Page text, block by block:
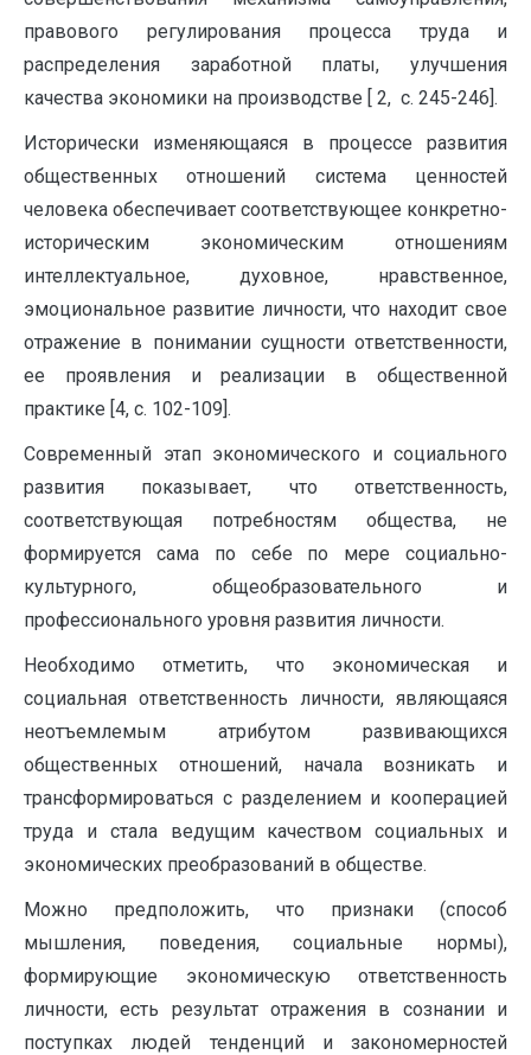
правового регулирования процесса труда и
распределения заработной платы, улучшения
качества экономики на производстве [ 2, с. 245-246].
Исторически изменяющаяся в процессе развития
общественных отношений система ценностей
человека обеспечивает соответствующее конкретно-
историческим экономическим отношениям
интеллектуальное, духовное, нравственное,
эмоциональное развитие личности, что находит свое
отражение в понимании сущности ответственности,
ее проявления и реализации в общественной
практике [4, с. 102-109].
Современный этап экономического и социального
развития показывает, что ответственность,
соответствующая потребностям общества, не
формируется сама по себе по мере социально-
культурного, общеобразовательного и
профессионального уровня развития личности.
Необходимо отметить, что экономическая и
социальная ответственность личности, являющаяся
неотъемлемым атрибутом развивающихся
общественных отношений, начала возникать и
трансформироваться с разделением и кооперацией
труда и стала ведущим качеством социальных и
экономических преобразований в обществе.
Можно предположить, что признаки (способ
мышления, поведения, социальные нормы),
формирующие экономическую ответственность
личности, есть результат отражения в сознании и
поступках людей тенденций и закономерностей